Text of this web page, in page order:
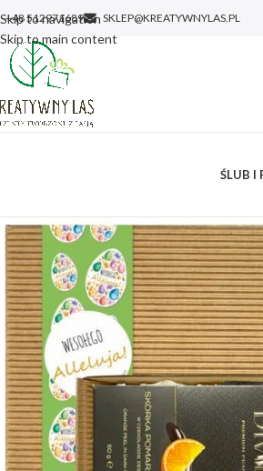
Skip to navigation
Skip to main content
+48 512971689 SKLEP@KREATYWNYLAS.PL
ŚLUB I